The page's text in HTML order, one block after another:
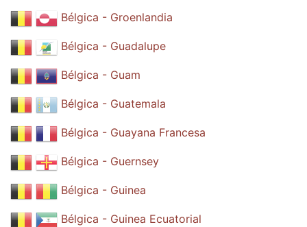
Bélgica - Groenlandia
Bélgica - Guadalupe
Bélgica - Guam
Bélgica - Guatemala
Bélgica - Guayana Francesa
Bélgica - Guernsey
Bélgica - Guinea
Bélgica - Guinea Ecuatorial